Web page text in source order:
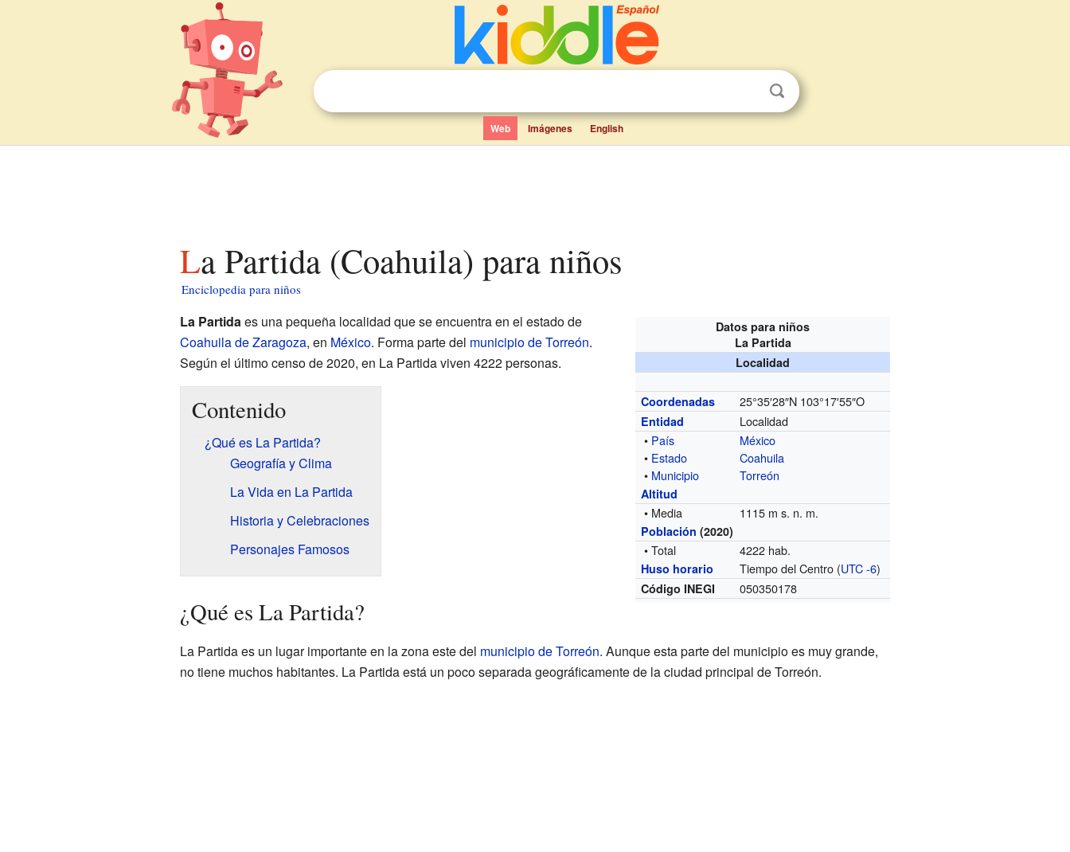
Web Imágenes English
La Partida (Coahuila) para niños
Enciclopedia para niños
Datos para niños
La Partida
Localidad
Coordenadas 25°35′28″N 103°17′55″O
Entidad
Localidad
• País
México
• Estado
Coahuila
• Municipio Torreón
Altitud
• Media 1115 m s. n. m.
Población (2020)
• Total 4222 hab.
Huso horario Tiempo del Centro (UTC -6)
Código INEGI 050350178
La Partidaes una pequeña localidad que se encuentra en el estado de
Coahuila de Zaragoza, en México. Forma parte del municipio de Torreón.
Según el último censo de 2020, en La Partida viven 4222 personas.
Contenido
¿Qué es La Partida?
Geografía y Clima
La Vida en La Partida
Historia y Celebraciones
Personajes Famosos
¿Qué es La Partida?
La Partida es un lugar importante en la zona este del municipio de Torreón. Aunque esta parte del municipio es muy grande,
no tiene muchos habitantes. La Partida está un poco separada geográficamente de la ciudad principal de Torreón.